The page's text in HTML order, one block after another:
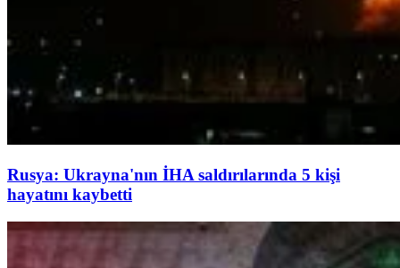
Rusya: Ukrayna'nın İHA saldırılarında 5 kişi
hayatını kaybetti